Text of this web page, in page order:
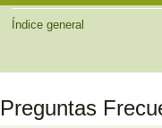
Índice general
Preguntas